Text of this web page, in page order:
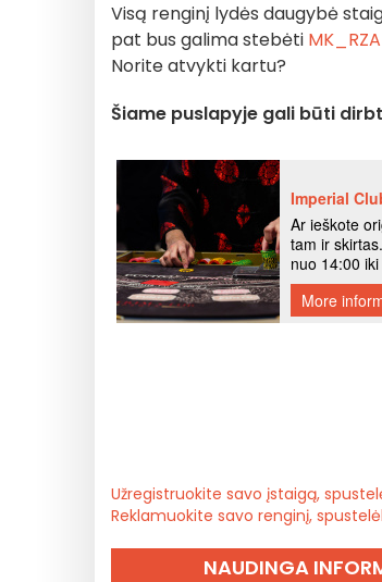
Visą renginį lydės daugybė
pat bus galima stebėti
Norite atvykti kartu?
Šiame puslapyje gali būti
Užregistruokite savo įstaigą,
Reklamuokite savo renginį,
NAUDINGA